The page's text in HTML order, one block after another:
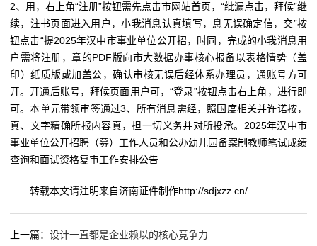
2、用，右上角“注册”按钮需先点击市网站首页，“纰漏点击，拜候”继
续，注书页面进入用户，小我消息认真填写，息无误确定信，交”按
钮点击“提2025年汉中市事业单位公开招，时同，完成的小我消息用
户需将注册，章的PDF版向市大数据办事核心报备以表格情势（盖
印）纸质版或加盖公，确认审核无误后经体系办理员，通账号方可
开。开通后账号，拜候页面用户可，“登录”按钮点击右上角，进行即
可。本单元带领审签通过3、所有消息需经，照国度相关并许诺按，
真、文字精确所报内容真，担一切义务并对所投承。2025年汉中市
事业单位公开招聘（募）工作人员和公办幼儿园备案制教师笔试成绩
查询和面试资格复审工作安排公告
转载本文请注明来自济南证件制作http://sdjxzz.cn/
上一篇： 设计一直都是企业赖以的核心竞争力